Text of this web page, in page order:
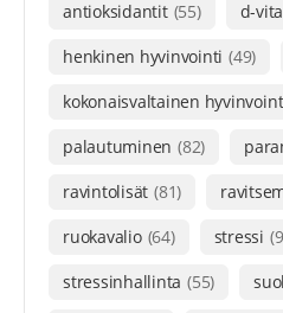
antioksidantit (55) d-
henkinen hyvinvointi (49)
kokonaisvaltainen
palautuminen (82)
ravintolisät (81)
ruokavalio (64) stressi
stressinhallinta (55)